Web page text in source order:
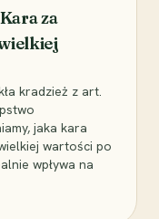
za
kradzież z art.
jaka kara
wartości po
wpływa na